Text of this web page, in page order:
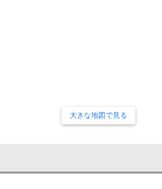
大きな地図で見る